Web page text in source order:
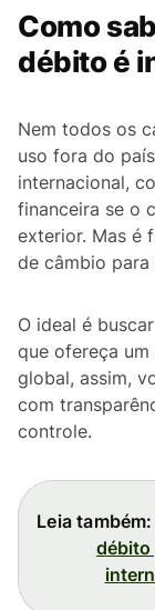
Como
débito é
Nem todos os
uso fora do
internacional,
financeira se o
exterior. Mas é
de câmbio
O ideal é
que ofereça
global, assim,
com
controle.
Leia também:
débito